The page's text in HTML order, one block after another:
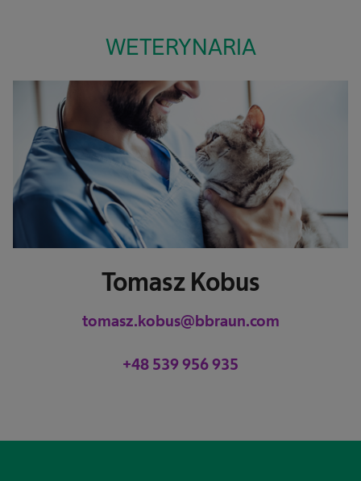
WETERYNARIA
Tomasz Kobus
tomasz.kobus@bbraun.com
+48 539 956 935